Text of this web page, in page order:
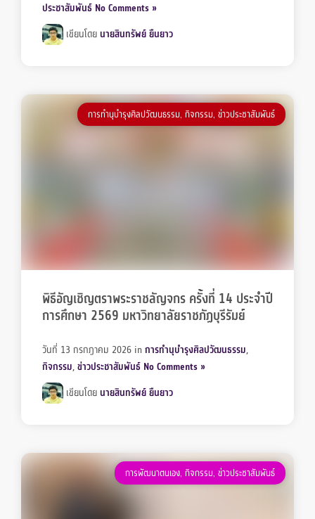
ประชาสัมพันธ์ No Comments »
เขียนโดย นายสินทรัพย์ ยืนยาว
การทำนุบำรุงศิลปวัฒนธรรม, กิจกรรม, ข่าวประชาสัมพันธ์
พิธีอัญเชิญตราพระราชลัญจกร ครั้งที่ 14 ประจำปี
การศึกษา 2569 มหาวิทยาลัยราชภัฏบุรีรัมย์
วันที่ 13 กรกฎาคม 2026 inการทำนุบำรุงศิลปวัฒนธรรม,
กิจกรรม,ข่าวประชาสัมพันธ์ No Comments »
เขียนโดย นายสินทรัพย์ ยืนยาว
การพัฒนาตนเอง, กิจกรรม, ข่าวประชาสัมพันธ์